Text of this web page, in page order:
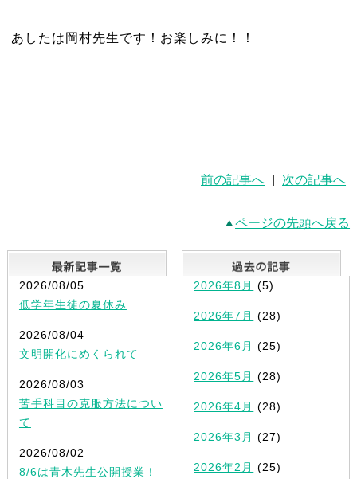
あしたは岡村先生です！お楽しみに！！
前の記事へ 次の記事へ
ページの先頭へ戻る
最新記事一覧
2026/08/05
低学年生徒の夏休み
2026/08/04
文明開化にめくられて
2026/08/03
苦手科目の克服方法につい
て
2026/08/02
8/6は青木先生公開授業！
2026年8月 (5)
2026年7月 (28)
2026年6月 (25)
2026年5月 (28)
2026年4月 (28)
2026年3月 (27)
2026年2月 (25)